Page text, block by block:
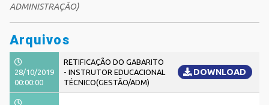
ADMINISTRAÇÃO)
Arquivos
28/10/2019
00:00:00
RETIFICAÇÃO DO GABARITO
- INSTRUTOR EDUCACIONAL
TÉCNICO(GESTÃO/ADM)
DOWNLOAD